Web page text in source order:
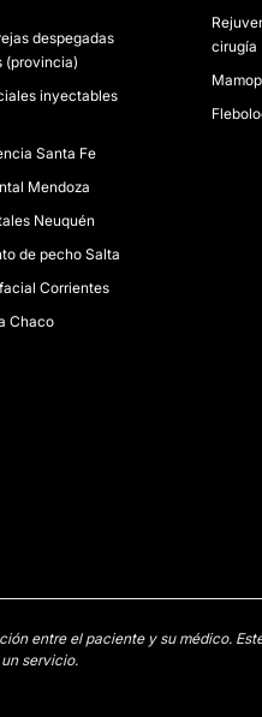
despegadas
(provincia)
inyectables
Santa Fe
Mendoza
Neuquén
de pecho Salta
Corrientes
Chaco
cirugía
entre el paciente y su médico.
servicio.